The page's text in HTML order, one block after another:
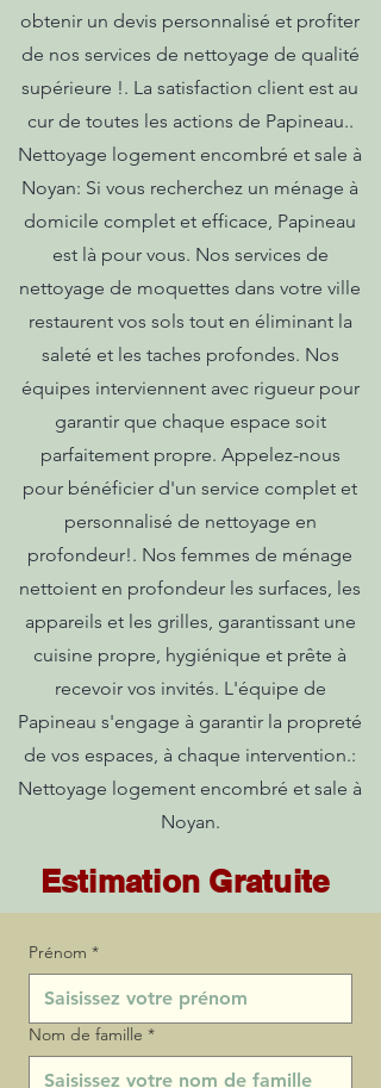
obtenir un devis personnalisé et profiter
de nos services de nettoyage de qualité
supérieure !. La satisfaction client est au
cur de toutes les actions de Papineau..
Nettoyage logement encombré et sale à
Noyan: Si vous recherchez un ménage à
domicile complet et efficace, Papineau
est là pour vous. Nos services de
nettoyage de moquettes dans votre ville
restaurent vos sols tout en éliminant la
saleté et les taches profondes. Nos
équipes interviennent avec rigueur pour
garantir que chaque espace soit
parfaitement propre. Appelez-nous
pour bénéficier d'un service complet et
personnalisé de nettoyage en
profondeur!. Nos femmes de ménage
nettoient en profondeur les surfaces, les
appareils et les grilles, garantissant une
cuisine propre, hygiénique et prête à
recevoir vos invités. L'équipe de
Papineau s'engage à garantir la propreté
de vos espaces, à chaque intervention.:
Nettoyage logement encombré et sale à
Noyan.
Estimation Gratuite
Prénom *
Nom de famille *